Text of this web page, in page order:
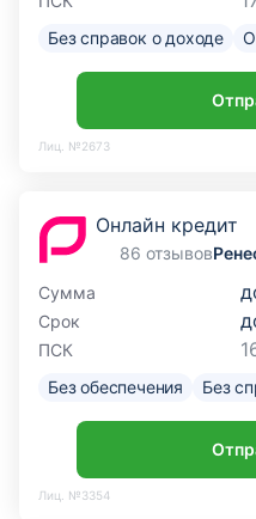
Без справок о доходе
Лиц. №2673
Онлайн кредит
86 отзывов
Сумма
Срок
ПСК
Без обеспечения Без
Лиц. №3354